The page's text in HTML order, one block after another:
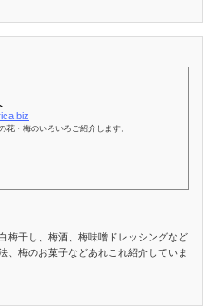
花・梅のいろいろご紹介します。
梅干し、梅酒、梅味噌ドレッシングなど
、梅のお菓子などあれこれ紹介していま